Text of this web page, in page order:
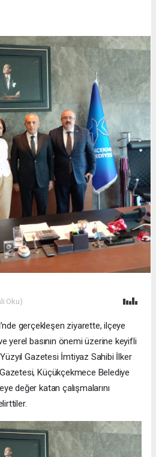
Oku)
gerçekleşen ziyarette, ilçeye
yerel basının önemi üzerine keyifli
Gazetesi İmtiyaz Sahibi İlker
Küçükçekmece Belediye
değer katan çalışmalarını